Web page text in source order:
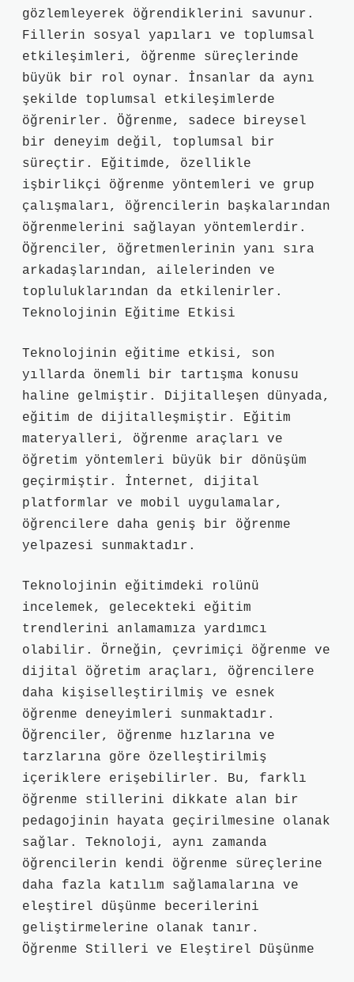
gözlemleyerek öğrendiklerini savunur.
Fillerin sosyal yapıları ve toplumsal
etkileşimleri, öğrenme süreçlerinde
büyük bir rol oynar. İnsanlar da aynı
şekilde toplumsal etkileşimlerde
öğrenirler. Öğrenme, sadece bireysel
bir deneyim değil, toplumsal bir
süreçtir. Eğitimde, özellikle
işbirlikçi öğrenme yöntemleri ve grup
çalışmaları, öğrencilerin başkalarından
öğrenmelerini sağlayan yöntemlerdir.
Öğrenciler, öğretmenlerinin yanı sıra
arkadaşlarından, ailelerinden ve
topluluklarından da etkilenirler.
Teknolojinin Eğitime Etkisi
Teknolojinin eğitime etkisi, son
yıllarda önemli bir tartışma konusu
haline gelmiştir. Dijitalleşen dünyada,
eğitim de dijitalleşmiştir. Eğitim
materyalleri, öğrenme araçları ve
öğretim yöntemleri büyük bir dönüşüm
geçirmiştir. İnternet, dijital
platformlar ve mobil uygulamalar,
öğrencilere daha geniş bir öğrenme
yelpazesi sunmaktadır.
Teknolojinin eğitimdeki rolünü
incelemek, gelecekteki eğitim
trendlerini anlamamıza yardımcı
olabilir. Örneğin, çevrimiçi öğrenme ve
dijital öğretim araçları, öğrencilere
daha kişiselleştirilmiş ve esnek
öğrenme deneyimleri sunmaktadır.
Öğrenciler, öğrenme hızlarına ve
tarzlarına göre özelleştirilmiş
içeriklere erişebilirler. Bu, farklı
öğrenme stillerini dikkate alan bir
pedagojinin hayata geçirilmesine olanak
sağlar. Teknoloji, aynı zamanda
öğrencilerin kendi öğrenme süreçlerine
daha fazla katılım sağlamalarına ve
eleştirel düşünme becerilerini
geliştirmelerine olanak tanır.
Öğrenme Stilleri ve Eleştirel Düşünme